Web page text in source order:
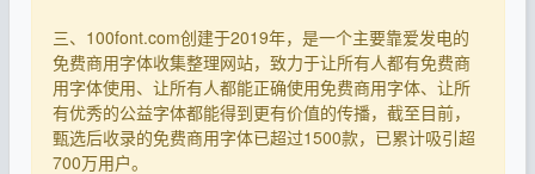
三、100font.com创建于2019年，是一个主要靠爱发电的
免费商用字体收集整理网站，致力于让所有人都有免费商
用字体使用、让所有人都能正确使用免费商用字体、让所
有优秀的公益字体都能得到更有价值的传播，截至目前，
甄选后收录的免费商用字体已超过1500款，已累计吸引超
700万用户。